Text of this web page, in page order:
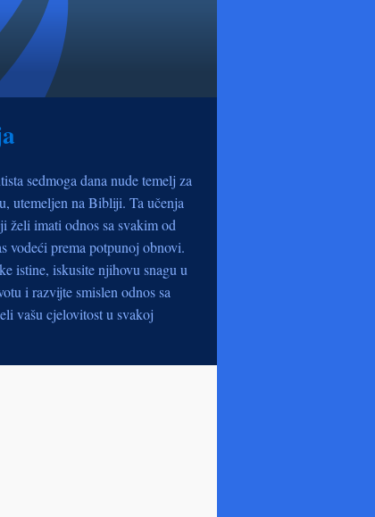
sedmoga dana nude temelj za
utemeljen na Bibliji. Ta učenja
želi imati odnos sa svakim od
vodeći prema potpunoj obnovi.
istine, iskusite njihovu snagu u
i razvijte smislen odnos sa
vašu cjelovitost u svakoj